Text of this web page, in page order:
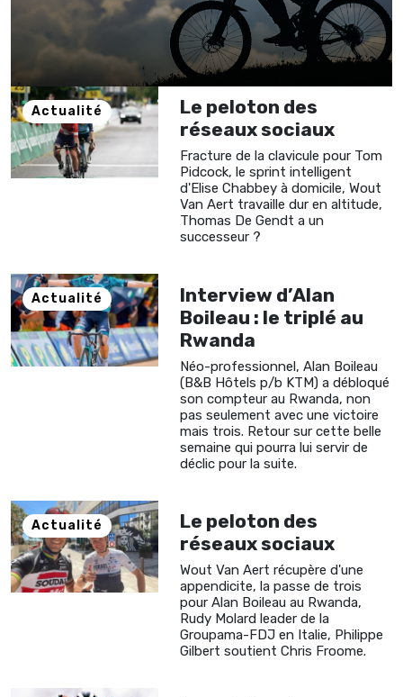
Actualité
Le peloton des
réseaux sociaux
Fracture de la clavicule pour Tom
Pidcock, le sprint intelligent
d'Elise Chabbey à domicile, Wout
Van Aert travaille dur en altitude,
Thomas De Gendt a un
successeur ?
Actualité
Interview d’Alan
Boileau : le triplé au
Rwanda
Néo-professionnel, Alan Boileau
(B&B Hôtels p/b KTM) a débloqué
son compteur au Rwanda, non
pas seulement avec une victoire
mais trois. Retour sur cette belle
semaine qui pourra lui servir de
déclic pour la suite.
Actualité
Le peloton des
réseaux sociaux
Wout Van Aert récupère d'une
appendicite, la passe de trois
pour Alan Boileau au Rwanda,
Rudy Molard leader de la
Groupama-FDJ en Italie, Philippe
Gilbert soutient Chris Froome.